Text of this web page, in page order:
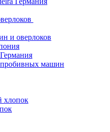
и оверлоков
машин
хлопок